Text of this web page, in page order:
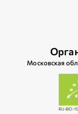
Московская
RU-BIO-